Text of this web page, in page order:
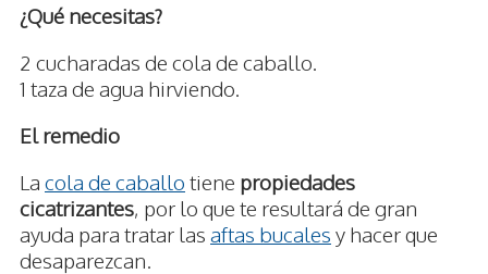
¿Qué necesitas?
2 cucharadas de cola de caballo.
1 taza de agua hirviendo.
El remedio
La cola de caballo tiene propiedades
cicatrizantes, por lo que te resultará de gran
ayuda para tratar las aftas bucales y hacer que
desaparezcan.